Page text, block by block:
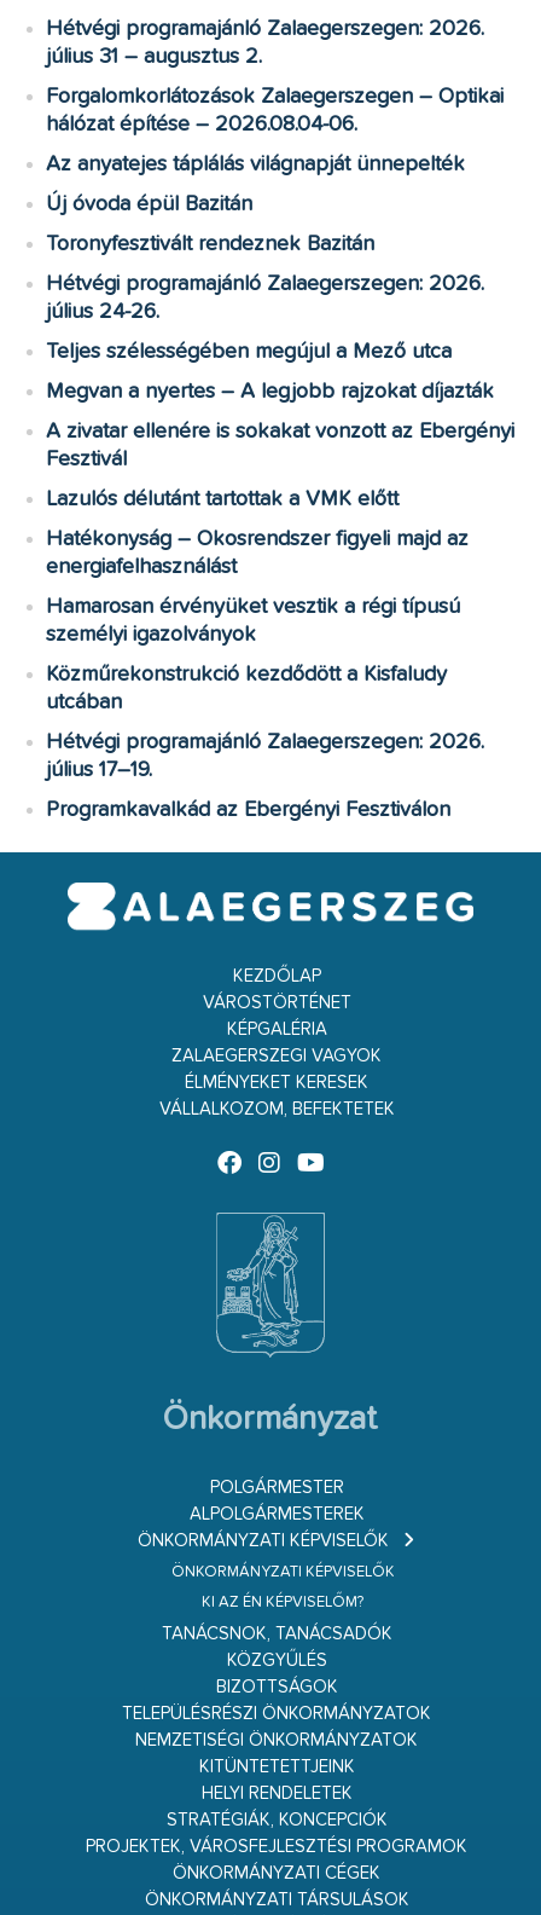
Hétvégi programajánló Zalaegerszegen: 2026.
július 31 – augusztus 2.
Forgalomkorlátozások Zalaegerszegen – Optikai
hálózat építése – 2026.08.04-06.
Az anyatejes táplálás világnapját ünnepelték
Új óvoda épül Bazitán
Toronyfesztivált rendeznek Bazitán
Hétvégi programajánló Zalaegerszegen: 2026.
július 24-26.
Teljes szélességében megújul a Mező utca
Megvan a nyertes – A legjobb rajzokat díjazták
A zivatar ellenére is sokakat vonzott az Ebergényi
Fesztivál
Lazulós délutánt tartottak a VMK előtt
Hatékonyság – Okosrendszer figyeli majd az
energiafelhasználást
Hamarosan érvényüket vesztik a régi típusú
személyi igazolványok
Közműrekonstrukció kezdődött a Kisfaludy
utcában
Hétvégi programajánló Zalaegerszegen: 2026.
július 17–19.
Programkavalkád az Ebergényi Fesztiválon
KEZDŐLAP
VÁROSTÖRTÉNET
KÉPGALÉRIA
ZALAEGERSZEGI VAGYOK
ÉLMÉNYEKET KERESEK
VÁLLALKOZOM, BEFEKTETEK
Önkormányzat
POLGÁRMESTER
ALPOLGÁRMESTEREK
ÖNKORMÁNYZATI KÉPVISELŐK
ÖNKORMÁNYZATI KÉPVISELŐK
KI AZ ÉN KÉPVISELŐM?
TANÁCSNOK, TANÁCSADÓK
KÖZGYŰLÉS
BIZOTTSÁGOK
TELEPÜLÉSRÉSZI ÖNKORMÁNYZATOK
NEMZETISÉGI ÖNKORMÁNYZATOK
KITÜNTETETTJEINK
HELYI RENDELETEK
STRATÉGIÁK, KONCEPCIÓK
PROJEKTEK, VÁROSFEJLESZTÉSI PROGRAMOK
ÖNKORMÁNYZATI CÉGEK
ÖNKORMÁNYZATI TÁRSULÁSOK